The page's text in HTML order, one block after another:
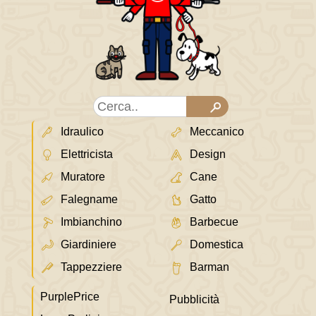
Idraulico
Elettricista
Muratore
Falegname
Imbianchino
Giardiniere
Tappezziere
Meccanico
Design
Cane
Gatto
Barbecue
Domestica
Barman
PurplePrice
Pubblicità